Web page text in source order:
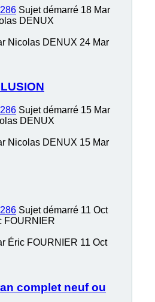
Sujet démarré 18 Mar
DENUX
Nicolas DENUX 24 Mar
Sujet démarré 15 Mar
DENUX
Nicolas DENUX 15 Mar
Sujet démarré 11 Oct
FOURNIER
Éric FOURNIER 11 Oct
complet neuf ou